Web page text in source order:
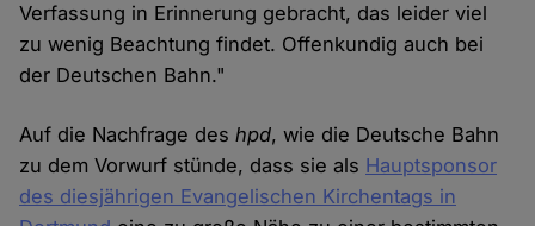
Verfassung in Erinnerung gebracht, das leider viel
zu wenig Beachtung findet. Offenkundig auch bei
der Deutschen Bahn."
Auf die Nachfrage deshpd, wie die Deutsche Bahn
zu dem Vorwurf stünde, dass sie als Hauptsponsor
des diesjährigen Evangelischen Kirchentags in